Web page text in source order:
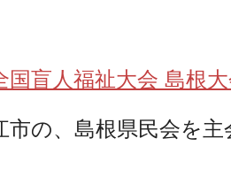
国盲人福祉大会 島根
市の、島根県民会を